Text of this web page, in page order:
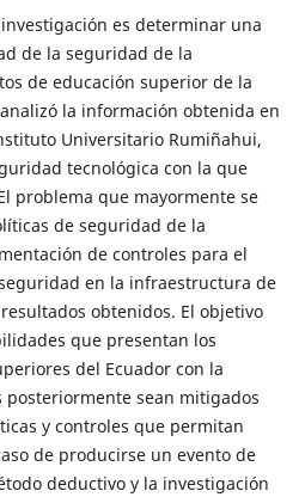
es determinar una
de la seguridad de la
de educación superior de la
la información obtenida en
Universitario Rumiñahui,
tecnológica con la que
problema que mayormente se
de seguridad de la
de controles para el
en la infraestructura de
obtenidos. El objetivo
que presentan los
del Ecuador con la
sean mitigados
y controles que permitan
de producirse un evento de
deductivo y la investigación